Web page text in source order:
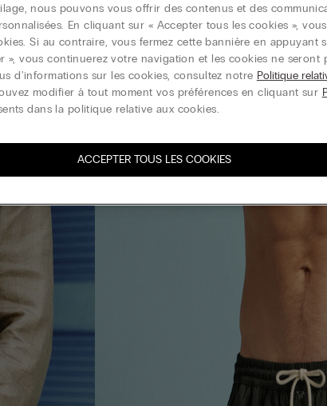
nous pouvons vous offrir des contenus et des
En cliquant sur « Accepter tous les cookies »,
Si au contraire, vous fermez cette bannière en appuyant
», vous continuerez votre navigation et les cookies ne seront
d'informations sur les cookies, consultez notre Politique
modifier à tout moment vos préférences en cliquant sur
dans la politique relative aux cookies.
ACCEPTER TOUS LES COOKIES